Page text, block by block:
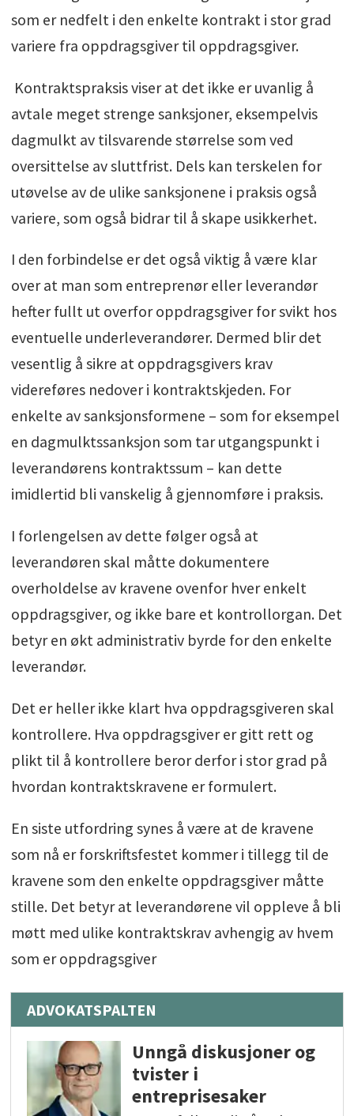
som er nedfelt i den enkelte kontrakt i stor grad
variere fra oppdragsgiver til oppdragsgiver.
Kontraktspraksis viser at det ikke er uvanlig å
avtale meget strenge sanksjoner, eksempelvis
dagmulkt av tilsvarende størrelse som ved
oversittelse av sluttfrist. Dels kan terskelen for
utøvelse av de ulike sanksjonene i praksis også
variere, som også bidrar til å skape usikkerhet.
I den forbindelse er det også viktig å være klar
over at man som entreprenør eller leverandør
hefter fullt ut overfor oppdragsgiver for svikt hos
eventuelle underleverandører. Dermed blir det
vesentlig å sikre at oppdragsgivers krav
videreføres nedover i kontraktskjeden. For
enkelte av sanksjonsformene – som for eksempel
en dagmulktssanksjon som tar utgangspunkt i
leverandørens kontraktssum – kan dette
imidlertid bli vanskelig å gjennomføre i praksis.
I forlengelsen av dette følger også at
leverandøren skal måtte dokumentere
overholdelse av kravene ovenfor hver enkelt
oppdragsgiver, og ikke bare et kontrollorgan. Det
betyr en økt administrativ byrde for den enkelte
leverandør.
Det er heller ikke klart hva oppdragsgiveren skal
kontrollere. Hva oppdragsgiver er gitt rett og
plikt til å kontrollere beror derfor i stor grad på
hvordan kontraktskravene er formulert.
En siste utfordring synes å være at de kravene
som nå er forskriftsfestet kommer i tillegg til de
kravene som den enkelte oppdragsgiver måtte
stille. Det betyr at leverandørene vil oppleve å bli
møtt med ulike kontraktskrav avhengig av hvem
som er oppdragsgiver
ADVOKATSPALTEN
Unngå diskusjoner og
tvister i
entreprisesaker